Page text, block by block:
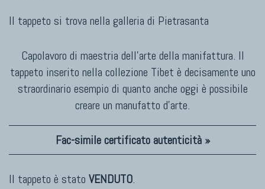
Il tappeto si trova nella galleria di Pietrasanta
Capolavoro di maestria dell'arte della manifattura. Il
tappeto inserito nella collezione Tibet è decisamente uno
straordinario esempio di quanto anche oggi è possibile
creare un manufatto d'arte.
Fac-simile certificato autenticità »
Il tappeto è stato VENDUTO.